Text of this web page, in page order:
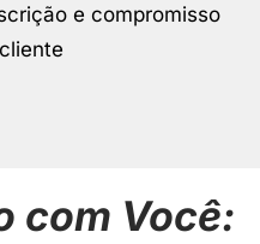
e compromisso
com Você: